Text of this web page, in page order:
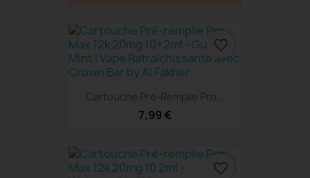
Cartouche Pré-Remplie Pro...
7,99 €
favorite_border
favorite_border